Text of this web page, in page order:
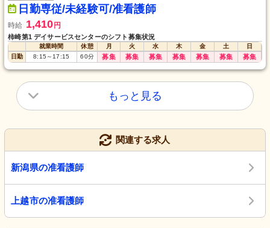
日勤専従/未経験可/准看護師
時給 1,410 円
柿崎第1 デイサービスセンターのシフト募集状況
就業時間 休憩 月 火 水 木 金 土
日
日勤
8:15 ～17:15 60分 募集 募集 募集 募集 募集 募集 募集
もっと見る
関連する求人
新潟県の准看護師
上越市の准看護師